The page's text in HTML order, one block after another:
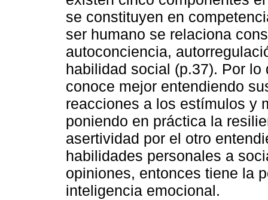
se constituyen en
ser humano se relaciona
autoconciencia,
habilidad social (p.37). Por
conoce mejor entendiendo
reacciones a los estímulos y
poniendo en práctica la
asertividad por el otro
habilidades personales a
opiniones, entonces tiene la
inteligencia emocional.